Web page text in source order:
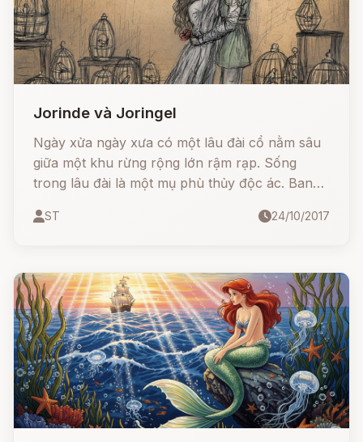
Jorinde và Joringel
Ngày xửa ngày xưa có một lâu đài cổ nằm sâu
giữa một khu rừng rộng lớn rậm rạp. Sống
trong lâu đài là một mụ phù thủy độc ác. Ban
có khi mụ lại biến thành một con cú. Nhưng cứ
đứng. Rồi mụ bắt chim làm thịt, đem rán ăn.
ST 24/10/2017